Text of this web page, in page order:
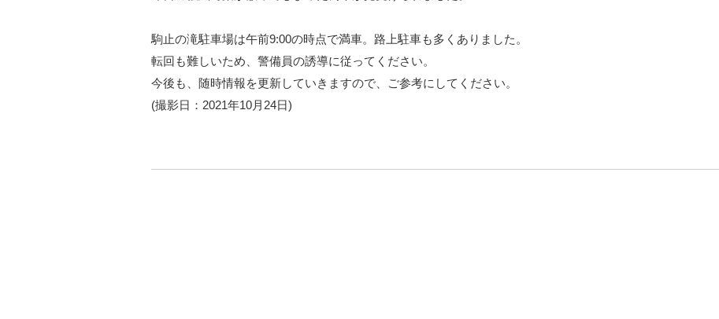
駒止の滝駐車場は午前9:00の時点で満車。路上駐車も多くありました。
転回も難しいため、警備員の誘導に従ってください。
今後も、随時情報を更新していきますので、ご参考にしてください。
(撮影日：2021年10月24日)